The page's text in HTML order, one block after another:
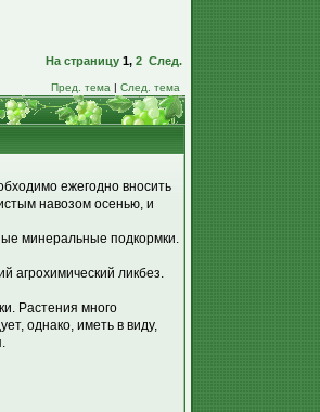
На страницу 1, 2 След.
Пред. тема | След. тема
ежегодно вносить
навозом осенью, и
минеральные подкормки.
агрохимический ликбез.
Растения много
однако, иметь в виду,